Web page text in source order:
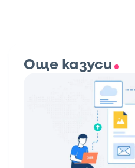
Още казуси